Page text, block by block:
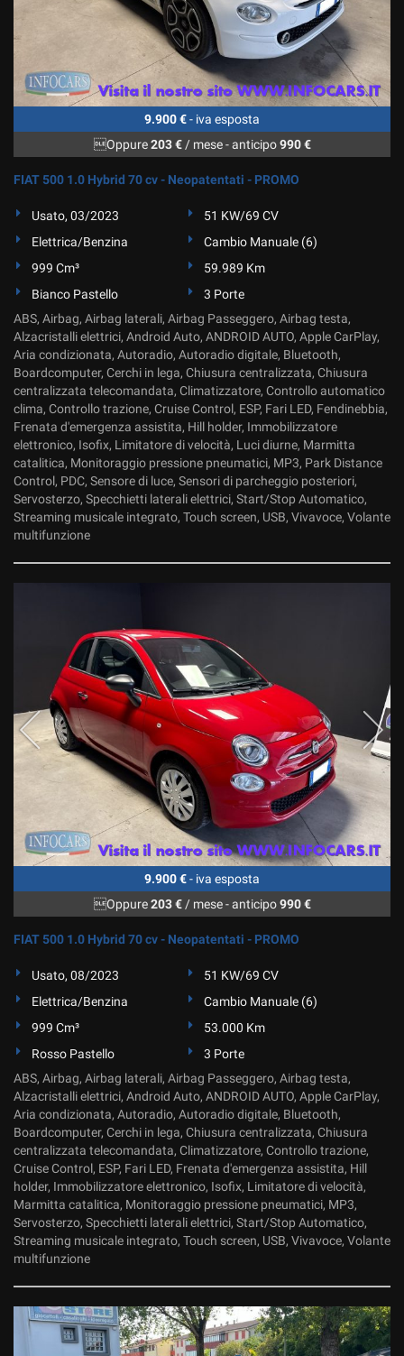
9.900 €- iva esposta
Oppure203 €/ mese-anticipo990 €
FIAT 500 1.0 Hybrid 70 cv - Neopatentati - PROMO
Usato, 03/2023
51 KW/69 CV
Elettrica/Benzina
Cambio Manuale (6)
999 Cm³
59.989 Km
Bianco Pastello
3 Porte
ABS, Airbag, Airbag laterali, Airbag Passeggero, Airbag testa,
Alzacristalli elettrici, Android Auto, ANDROID AUTO, Apple CarPlay,
Aria condizionata, Autoradio, Autoradio digitale, Bluetooth,
Boardcomputer, Cerchi in lega, Chiusura centralizzata, Chiusura
centralizzata telecomandata, Climatizzatore, Controllo automatico
clima, Controllo trazione, Cruise Control, ESP, Fari LED, Fendinebbia,
Frenata d'emergenza assistita, Hill holder, Immobilizzatore
elettronico, Isofix, Limitatore di velocità, Luci diurne, Marmitta
catalitica, Monitoraggio pressione pneumatici, MP3, Park Distance
Control, PDC, Sensore di luce, Sensori di parcheggio posteriori,
Servosterzo, Specchietti laterali elettrici, Start/Stop Automatico,
Streaming musicale integrato, Touch screen, USB, Vivavoce, Volante
multifunzione
9.900 €- iva esposta
Oppure203 €/ mese-anticipo990 €
FIAT 500 1.0 Hybrid 70 cv - Neopatentati - PROMO
Usato, 08/2023
51 KW/69 CV
Elettrica/Benzina
Cambio Manuale (6)
999 Cm³
53.000 Km
Rosso Pastello
3 Porte
ABS, Airbag, Airbag laterali, Airbag Passeggero, Airbag testa,
Alzacristalli elettrici, Android Auto, ANDROID AUTO, Apple CarPlay,
Aria condizionata, Autoradio, Autoradio digitale, Bluetooth,
Boardcomputer, Cerchi in lega, Chiusura centralizzata, Chiusura
centralizzata telecomandata, Climatizzatore, Controllo trazione,
Cruise Control, ESP, Fari LED, Frenata d'emergenza assistita, Hill
holder, Immobilizzatore elettronico, Isofix, Limitatore di velocità,
Marmitta catalitica, Monitoraggio pressione pneumatici, MP3,
Servosterzo, Specchietti laterali elettrici, Start/Stop Automatico,
Streaming musicale integrato, Touch screen, USB, Vivavoce, Volante
multifunzione